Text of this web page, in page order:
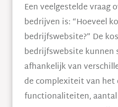
Een veelgestelde vraag
bedrijven is: “Hoeveel
bedrijfswebsite?” De
bedrijfswebsite kunnen
afhankelijk van
de complexiteit van het
functionaliteiten, aantal